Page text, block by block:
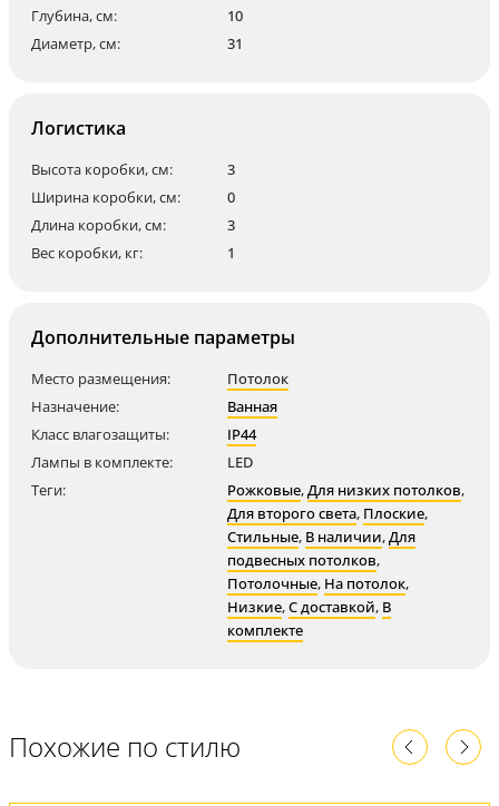
Глубина, см:
10
Диаметр, см:
31
Логистика
Высота коробки, см:
3
Ширина коробки, см:
0
Длина коробки, см:
3
Вес коробки, кг:
1
Дополнительные параметры
Место размещения:
Потолок
Назначение:
Ванная
Класс влагозащиты:
IP44
Лампы в комплекте:
LED
Теги:
Рожковые,Для низких потолков,
Для второго света, Плоские,
Стильные, В наличии,Для
подвесных потолков,
Потолочные, На потолок,
Низкие,С доставкой, В
комплекте
Похожие по стилю